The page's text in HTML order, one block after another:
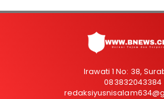
Irawati 1 No: 38,
083832043384